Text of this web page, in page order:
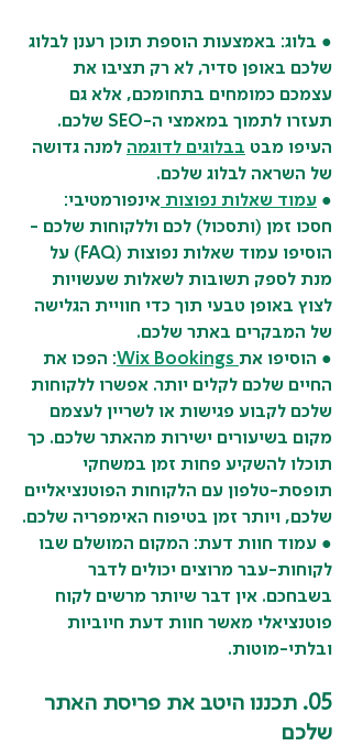
● בלוג: באמצעות הוספת תוכן רענן לבלוג
שלכם באופן סדיר, לא רק תציבו את
עצמכם כמומחים בתחומכם, אלא גם
תעזרו לתמוך במאמצי ה-SEO שלכם.
העיפו מבט בבלוגים לדוגמה למנה גדושה
של השראה לבלוג שלכם.
● עמוד שאלות נפוצות אינפורמטיבי:
חסכו זמן (ותסכול) לכם וללקוחות שלכם -
הוסיפו עמוד שאלות נפוצות (FAQ) על
מנת לספק תשובות לשאלות שעשויות
לצוץ באופן טבעי תוך כדי חוויית הגלישה
של המבקרים באתר שלכם.
● הוסיפו את Wix Bookings: הפכו את
החיים שלכם לקלים יותר. אפשרו ללקוחות
שלכם לקבוע פגישות או לשריין לעצמם
מקום בשיעורים ישירות מהאתר שלכם. כך
תוכלו להשקיע פחות זמן במשחקי
תופסת-טלפון עם הלקוחות הפוטנציאליים
שלכם, ויותר זמן בטיפוח האימפריה שלכם.
● עמוד חוות דעת: המקום המושלם שבו
לקוחות-עבר מרוצים יכולים לדבר
בשבחכם. אין דבר שיותר מרשים לקוח
פוטנציאלי מאשר חוות דעת חיוביות
ובלתי-מוטות.
05. תכננו היטב את פריסת האתר
שלכם